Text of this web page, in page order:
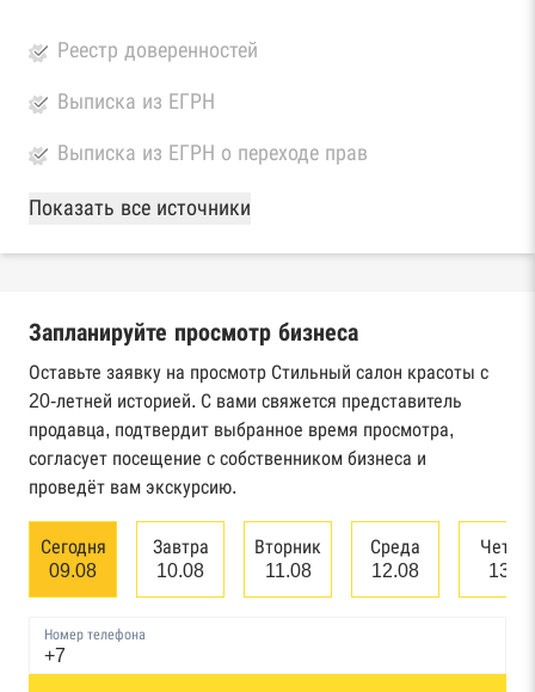
Реестр доверенностей
Выписка из ЕГРН
Выписка из ЕГРН о переходе прав
База Росстата
Реестры ЕГРЮЛ и ЕГРИП Федеральной
Реестр государственных контрактов
Федерального казначейства
Картотека арбитражных дел Высшего
арбитражного суда
банкротстве юридических лиц
Единый федеральный реестр сведений о
банкротстве физических лиц
Реестр товарных знаков и знаков обслуживания
Показать все источники
Запланируйте просмотр бизнеса
Оставьте заявку на просмотр Стильный салон красоты с
20-летней историей. С вами свяжется представитель
продавца, подтвердит выбранное время просмотра,
согласует посещение с собственником бизнеса и
проведёт вам экскурсию.
Сегодня
09.08
Завтра
10.08
Вторник
11.08
Среда
12.08
13.08
Номер телефона